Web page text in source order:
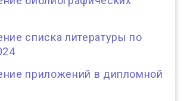
списка литературы по
приложений в дипломной